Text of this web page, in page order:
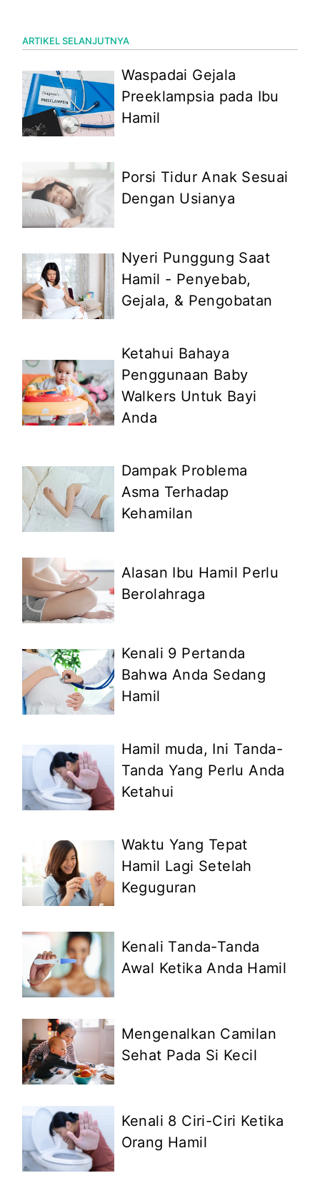
ARTIKEL SELANJUTNYA
Waspadai Gejala
Preeklampsia pada Ibu
Hamil
Porsi Tidur Anak Sesuai
Dengan Usianya
Nyeri Punggung Saat
Hamil - Penyebab,
Gejala, & Pengobatan
Ketahui Bahaya
Penggunaan Baby
Walkers Untuk Bayi
Anda
Dampak Problema
Asma Terhadap
Kehamilan
Alasan Ibu Hamil Perlu
Berolahraga
Kenali 9 Pertanda
Bahwa Anda Sedang
Hamil
Hamil muda, Ini Tanda-
Tanda Yang Perlu Anda
Ketahui
Waktu Yang Tepat
Hamil Lagi Setelah
Keguguran
Kenali Tanda-Tanda
Awal Ketika Anda Hamil
Mengenalkan Camilan
Sehat Pada Si Kecil
Kenali 8 Ciri-Ciri Ketika
Orang Hamil